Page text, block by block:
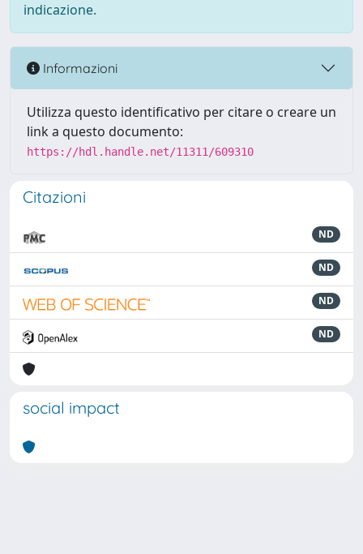
indicazione.
Informazioni
Utilizza questo identificativo per citare o creare un
link a questo documento:
https://hdl.handle.net/11311/609310
Citazioni
ND
ND
ND
ND
social impact